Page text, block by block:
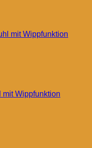
mit Wippfunktion